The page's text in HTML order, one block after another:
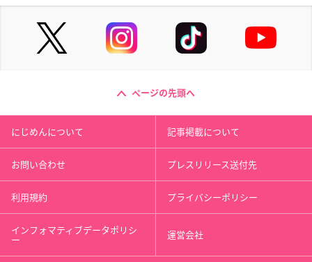
ページの先頭へ
にじめんについて 記事掲載について
お問い合わせ プレスリリース送付先
利用規約 プライバシーポリシー
インフォマティブデータポリシ
ー 運営会社